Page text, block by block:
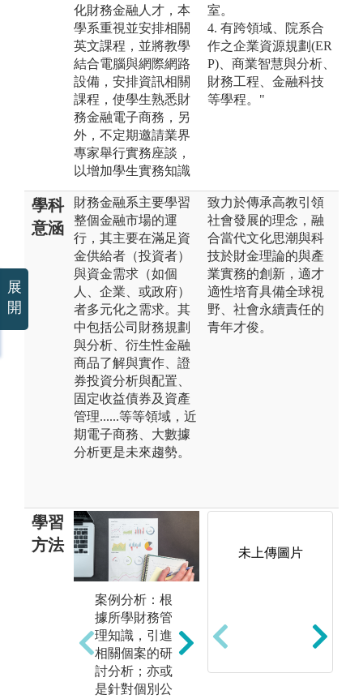
化財務金融人才，本
學系重視並安排相關
英文課程，並將教學
結合電腦與網際網路
設備，安排資訊相關
課程，使學生熟悉財
務金融電子商務，另
外，不定期邀請業界
專家舉行實務座談，
以增加學生實務知識
室。
4. 有跨領域、院系合
作之企業資源規劃(ER
P)、商業智慧與分析、
財務工程、金融科技
等學程。"
學科
意涵
財務金融系主要學習
整個金融市場的運
行，其主要在滿足資
金供給者（投資者）
與資金需求（如個
人、企業、或政府）
者多元化之需求。其
中包括公司財務規劃
與分析、衍生性金融
商品了解與實作、證
券投資分析與配置、
固定收益債券及資產
管理......等等領域，近
期電子商務、大數據
分析更是未來趨勢。
致力於傳承高教引領
社會發展的理念，融
合當代文化思潮與科
技於財金理論的與產
業實務的創新，適才
適性培育具備全球視
野、社會永續責任的
青年才俊。
學習
方法
案例分析：根
據所學財務管
理知識，引進
相關個案的研
討分析；亦或
是針對個別公
基礎打底，培
感度、學習更
未上傳圖片
展
開